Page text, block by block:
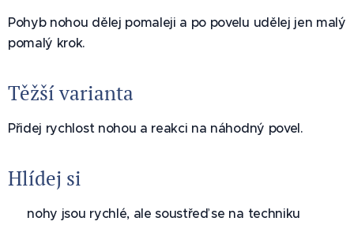
Pohyb nohou dělej pomaleji a po povelu udělej jen malý
pomalý krok.
Těžší varianta
Přidej rychlost nohou a reakci na náhodný povel.
Hlídej si
✅ nohy jsou rychlé, ale soustřeď se na techniku